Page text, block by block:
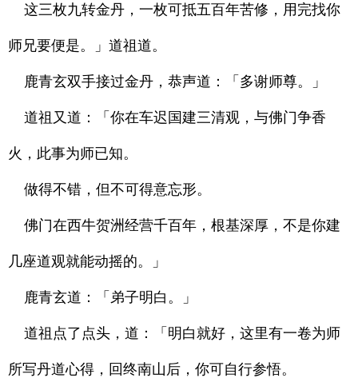
这三枚九转金丹，一枚可抵五百年苦修，用完找你
师兄要便是。」道祖道。
鹿青玄双手接过金丹，恭声道：「多谢师尊。」
道祖又道：「你在车迟国建三清观，与佛门争香
火，此事为师已知。
做得不错，但不可得意忘形。
佛门在西牛贺洲经营千百年，根基深厚，不是你建
几座道观就能动摇的。」
鹿青玄道：「弟子明白。」
道祖点了点头，道：「明白就好，这里有一卷为师
所写丹道心得，回终南山后，你可自行参悟。